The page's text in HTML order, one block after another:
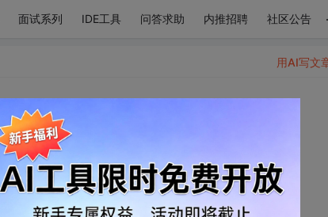
面试系列 IDE工具 问答求助 内推招聘 社区公告
用AI写文